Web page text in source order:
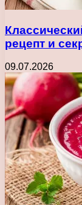
рецепт и
09.07.2026